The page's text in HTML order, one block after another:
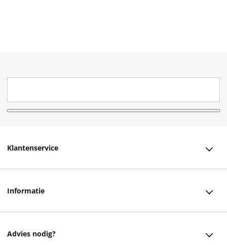
Klantenservice
Informatie
Advies nodig?